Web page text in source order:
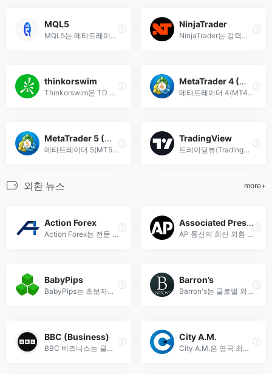
MQL5
MQL5는 메타트레이더5(MT5) 플랫폼용 자동화 외환 거래 시스템(EA), 기술 지표 및 스크립트 개발을 위한 고급 프로그래밍 언어입니다. 전문 트레이더를 위한 AI 기반 알고리즘 트레이딩 솔루션 제공.
NinjaTrader
NinjaTrader는 강력한 외환 및 선물 트레이딩 플랫폼으로, 실시간 차트 분석, 자동화 거래 전략, 고급 주문 관리를 제공합니다. 전문 트레이더를 위한 최적의 솔루션.
thinkorswim
Thinkorswim은 TD Ameritrade의 전문 외환 거래 플랫폼으로, 실시간 차트, 고급 기술 분석 도구 및 레버리지 거래를 지원하며 초보자부터 전문가까지 모든 트레이더에게 최적화된 솔루션을 제공합니다.
MetaTrader 4 (MT4)
메타트레이더 4(MT4)는 세계에서 가장 인기 있는 외환 및 CFD 트레이딩 플랫폼으로, 실시간 차트 분석, 자동 트레이딩 및 다양한 기술적 지표를 제공합니다.
MetaTrader 5 (MT5)
메타트레이더 5(MT5)는 외환, 주식, 선물 등 다양한 금융상품을 한 플랫폼에서 거래할 수 있는 최첨단 멀티자산 트레이딩 플랫폼입니다.
TradingView
트레이딩뷰(TradingView)는 실시간 외환, 주식, 암호화폐 차트 분석과 기술적 지표를 제공하는 최적의 온라인 트레이딩 플랫폼입니다. 무료 및 프리미엄 기능으로 글로벌 시장을 분석하세요.
외환 뉴스 more+
Action Forex
Action Forex는 전문 FX 기술 분석 및 외환 시장 뉴스를 제공하는 글로벌 포렉스 정보 플랫폼으로, 실시간 환율 동향과 트레이딩 전략을 종합적으로 분석합니다.
Associated Press (AP)
AP 통신의 최신 외환 뉴스와 글로벌 시장 분석, 환율 동향을 신속하게 제공하는 신뢰할 수 있는 금융 정보 소스입니다.
BabyPips
BabyPips는 초보자부터 전문가까지 활용할 수 있는 종합 외환 트레이딩 교육 플랫폼입니다. 실시간 시장 분석, 트레이딩 전략 및 Forex 기초 지식을 제공합니다.
Barron’s
Barron's는 글로벌 외환 시장 동향, 통화 정책 분석 및 실시간 환율 데이터를 제공하는 최신 뉴스와 심층 리포트의 선도적인 출처입니다.
BBC (Business)
BBC 비즈니스는 글로벌 외환 시장의 최신 뉴스, 환율 변동, 경제 지표 및 통화 정책 분석을 제공하는 선도적인 금융 미디어입니다.
City A.M.
City A.M.은 영국 최고의 금융 일간지로, 외환 시장 동향, 경제 뉴스, 투자 인사이트를 신속하고 정확하게 제공합니다. 실시간 환율 정보와 전문가 분석을 확인하세요.